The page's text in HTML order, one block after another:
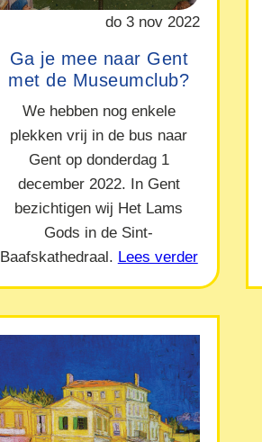
do 3 nov 2022
Ga je mee naar Gent
met de Museumclub?
We hebben nog enkele
plekken vrij in de bus naar
Gent op donderdag 1
december 2022. In Gent
bezichtigen wij Het Lams
Gods in de Sint-
Baafskathedraal. Lees verder